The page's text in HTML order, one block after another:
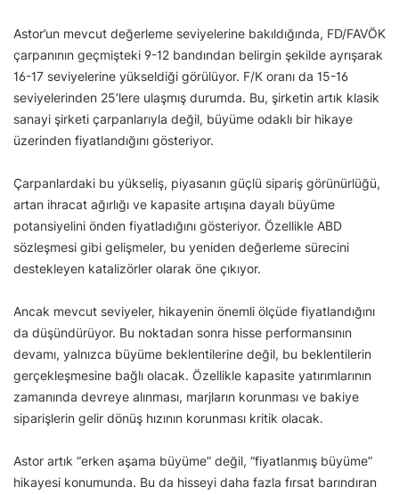
Astor’un mevcut değerleme seviyelerine bakıldığında, FD/FAVÖK
çarpanının geçmişteki 9-12 bandından belirgin şekilde ayrışarak
16-17 seviyelerine yükseldiği görülüyor. F/K oranı da 15-16
seviyelerinden 25’lere ulaşmış durumda. Bu, şirketin artık klasik
sanayi şirketi çarpanlarıyla değil, büyüme odaklı bir hikaye
üzerinden fiyatlandığını gösteriyor.
Çarpanlardaki bu yükseliş, piyasanın güçlü sipariş görünürlüğü,
artan ihracat ağırlığı ve kapasite artışına dayalı büyüme
potansiyelini önden fiyatladığını gösteriyor. Özellikle ABD
sözleşmesi gibi gelişmeler, bu yeniden değerleme sürecini
destekleyen katalizörler olarak öne çıkıyor.
Ancak mevcut seviyeler, hikayenin önemli ölçüde fiyatlandığını
da düşündürüyor. Bu noktadan sonra hisse performansının
devamı, yalnızca büyüme beklentilerine değil, bu beklentilerin
gerçekleşmesine bağlı olacak. Özellikle kapasite yatırımlarının
zamanında devreye alınması, marjların korunması ve bakiye
siparişlerin gelir dönüş hızının korunması kritik olacak.
Astor artık “erken aşama büyüme” değil, “fiyatlanmış büyüme”
hikayesi konumunda. Bu da hisseyi daha fazla fırsat barındıran